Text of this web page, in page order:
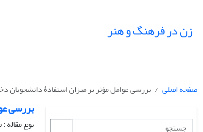
زن در فرهنگ و هنر
صفحه اصلی بررسی عوامل مؤثر بر میزان استفادۀ دانشجویان
بررسی
نوع مقاله